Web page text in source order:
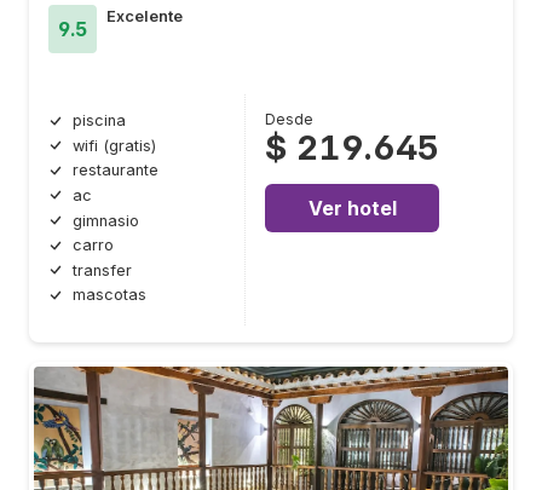
9.5
Excelente
piscina
wifi (gratis)
restaurante
ac
gimnasio
carro
transfer
mascotas
Desde
$ 219.645
Ver hotel